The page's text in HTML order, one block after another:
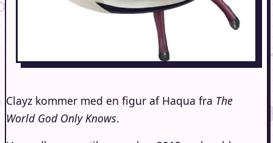
Clayz kommer med en figur af Haqua fra The
World God Only Knows.